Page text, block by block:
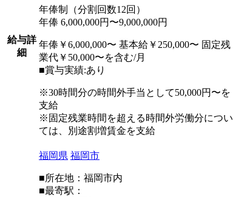
給与詳
細
年俸制（分割回数12回）
年俸 6,000,000円〜9,000,000円
年俸￥6,000,000〜 基本給￥250,000〜 固定残
業代￥50,000〜を含む/月
■賞与実績:あり
※30時間分の時間外手当として50,000円〜を
支給
※固定残業時間を超える時間外労働分につい
ては、別途割増賃金を支給
福岡県 福岡市
■所在地：福岡市内
■最寄駅：